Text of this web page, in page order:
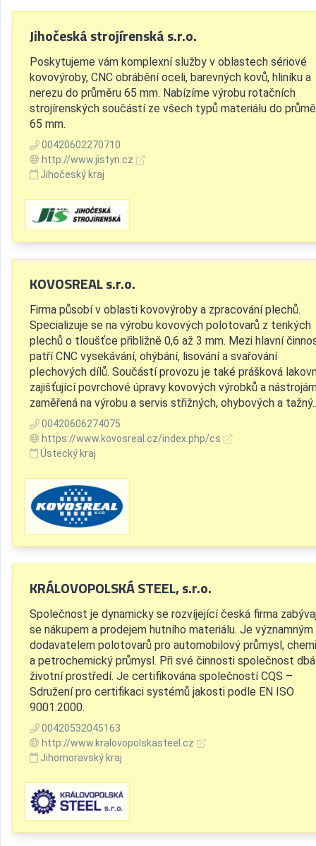
Jihočeská strojírenská s.r.o.
Poskytujeme vám komplexní služby v oblastech sériové
kovovýroby, CNC obrábění oceli, barevných kovů, hliníku a
nerezu do průměru 65 mm. Nabízíme výrobu rotačních
strojírenských součástí ze všech typů materiálu do
65 mm.
00420602270710
http://www.jistyn.cz
Jihočeský kraj
KOVOSREAL s.r.o.
Firma působí v oblasti kovovýroby a zpracování plechů.
Specializuje se na výrobu kovových polotovarů z tenkých
plechů o tloušťce přibližně 0,6 až 3 mm. Mezi hlavní
patří CNC vysekávání, ohýbání, lisování a svařování
plechových dílů. Součástí provozu je také prášková
zajišťující povrchové úpravy kovových výrobků a
zaměřená na výrobu a servis střižných, ohybových a
00420606274075
https://www.kovosreal.cz/index.php/cs
Ústecký kraj
KRÁLOVOPOLSKÁ STEEL, s.r.o.
Společnost je dynamicky se rozvíjející česká firma
se nákupem a prodejem hutního materiálu. Je významným
dodavatelem polotovarů pro automobilový průmysl,
a petrochemický průmysl. Při své činnosti společnost
životní prostředí. Je certifikována společností CQS –
Sdružení pro certifikaci systémů jakosti podle EN ISO
9001:2000.
00420532045163
http://www.kralovopolskasteel.cz
Jihomoravský kraj